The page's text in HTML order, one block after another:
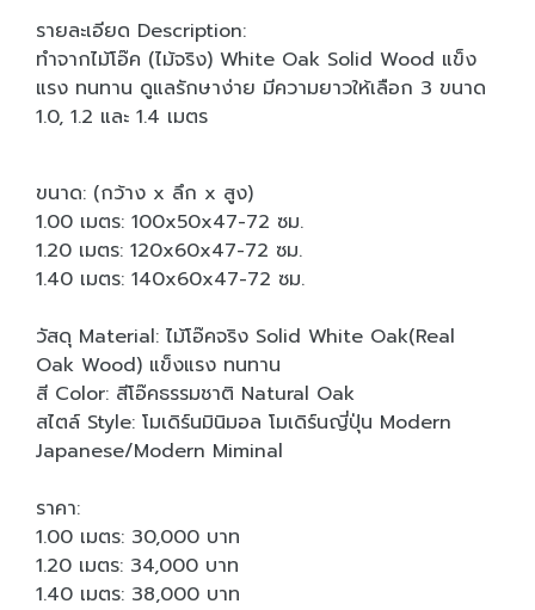
รายละเอียด Description:
ทำจากไม้โอ๊ค (ไม้จริง) White Oak Solid Wood แข็ง
แรง ทนทาน ดูแลรักษาง่าย มีความยาวให้เลือก 3 ขนาด
1.0, 1.2 และ 1.4 เมตร
ขนาด: (กว้าง x ลึก x สูง)
1.00 เมตร: 100x50x47-72 ซม.
1.20 เมตร: 120x60x47-72 ซม.
1.40 เมตร: 140x60x47-72 ซม.
วัสดุ Material: ไม้โอ๊คจริง Solid White Oak(Real
Oak Wood) แข็งแรง ทนทาน
สี Color: สีโอ๊คธรรมชาติ Natural Oak
สไตล์ Style: โมเดิร์นมินิมอล โมเดิร์นญี่ปุ่น Modern
Japanese/Modern Miminal
ราคา:
1.00 เมตร: 30,000 บาท
1.20 เมตร: 34,000 บาท
1.40 เมตร: 38,000 บาท